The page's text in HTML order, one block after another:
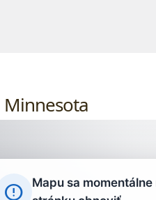
error_outline
Mapu sa